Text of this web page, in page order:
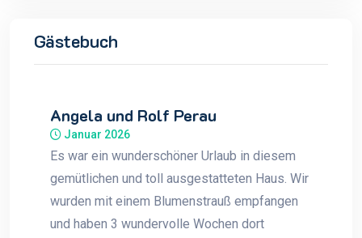
Gästebuch
Angela und Rolf Perau
Januar 2026
Es war ein wunderschöner Urlaub in diesem
gemütlichen und toll ausgestatteten Haus. Wir
wurden mit einem Blumenstrauß empfangen
und haben 3 wundervolle Wochen dort